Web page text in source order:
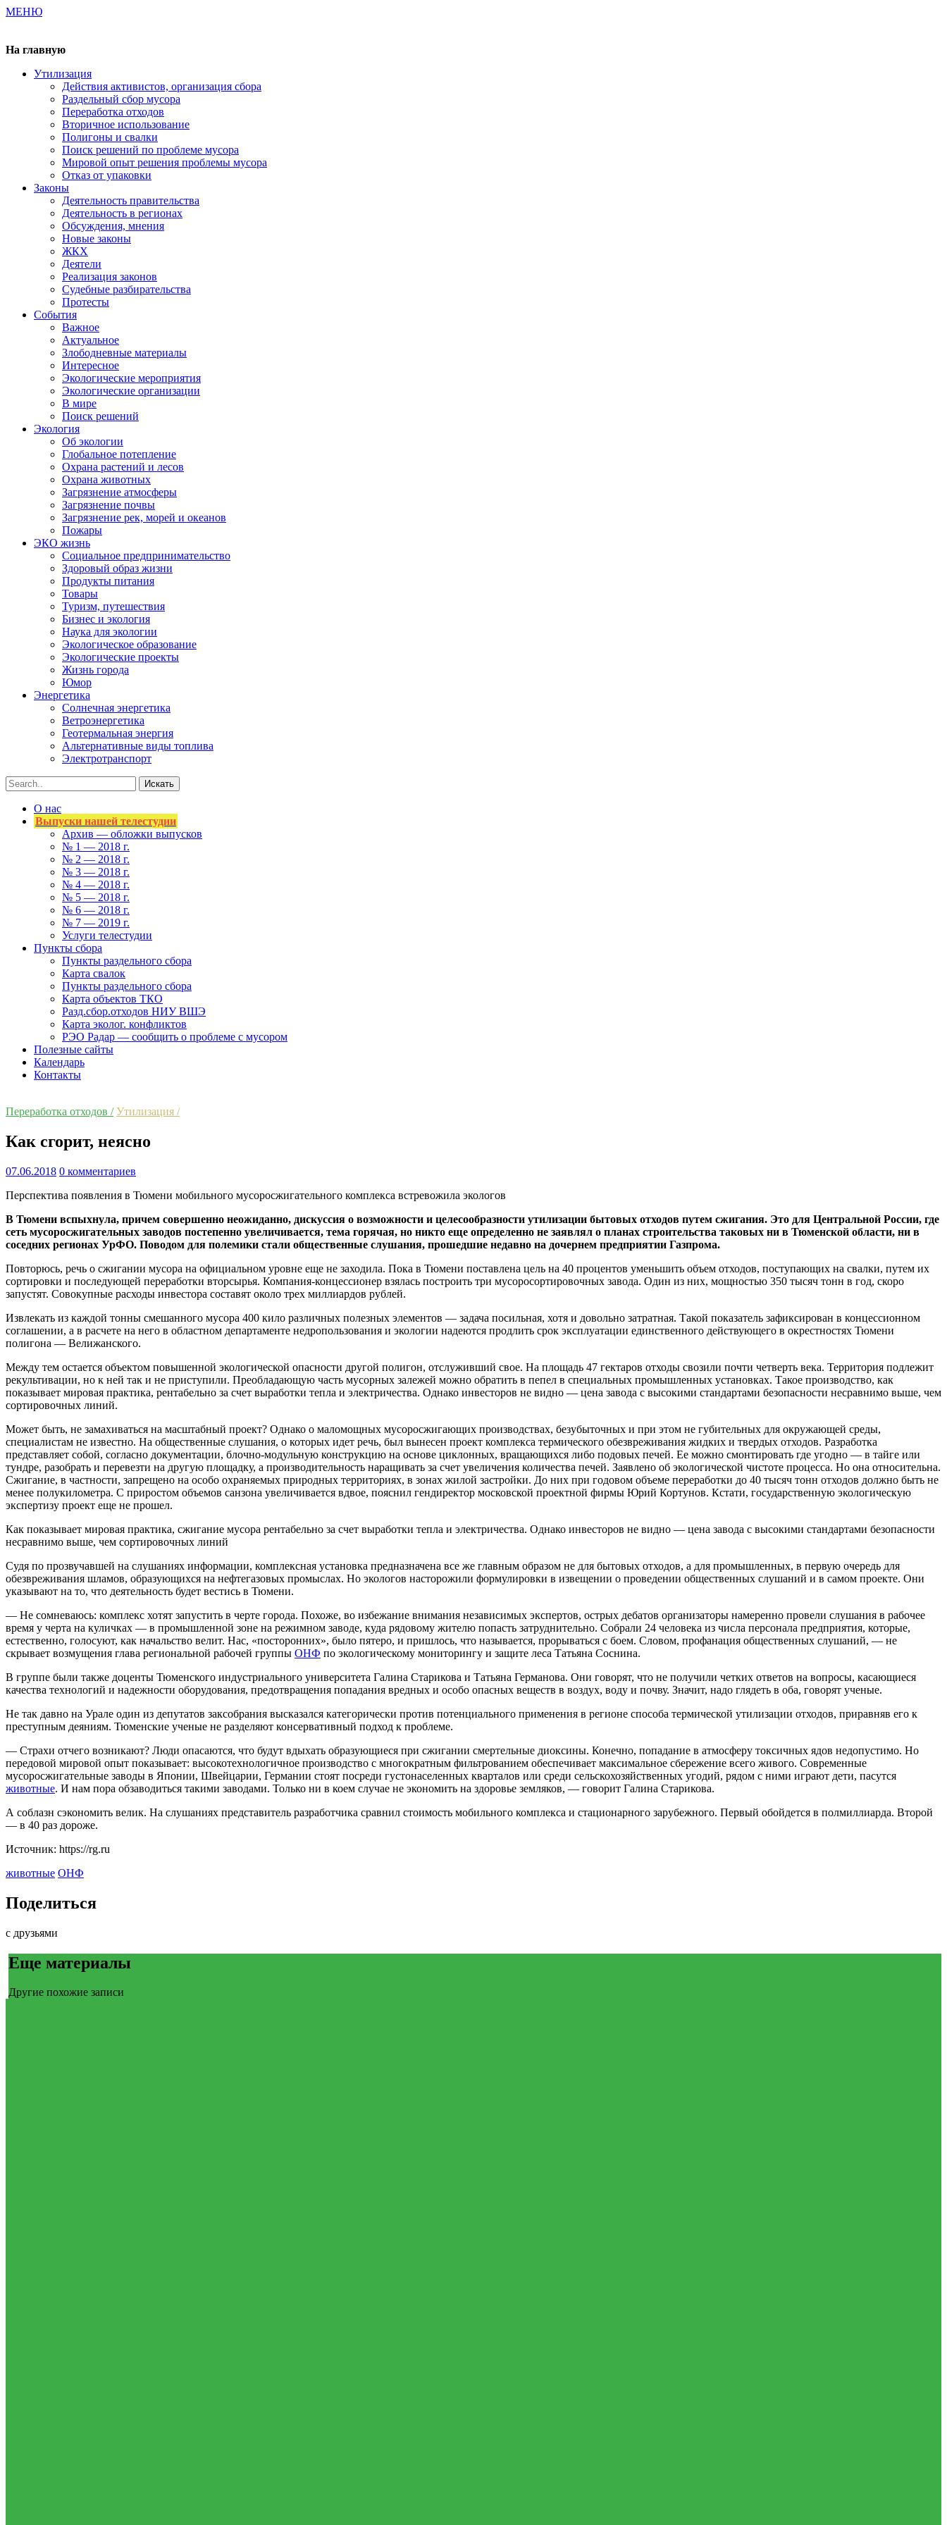
МЕНЮ
На главную
Утилизация
Действия активистов, организация сбора
Раздельный сбор мусора
Переработка отходов
Вторичное использование
Полигоны и свалки
Поиск решений по проблеме мусора
Мировой опыт решения проблемы мусора
Отказ от упаковки
Законы
Деятельность правительства
Деятельность в регионах
Обсуждения, мнения
Новые законы
ЖКХ
Деятели
Реализация законов
Судебные разбирательства
Протесты
События
Важное
Актуальное
Злободневные материалы
Интересное
Экологические мероприятия
Экологические организации
В мире
Поиск решений
Экология
Об экологии
Глобальное потепление
Охрана растений и лесов
Охрана животных
Загрязнение атмосферы
Загрязнение почвы
Загрязнение рек, морей и океанов
Пожары
ЭКО жизнь
Социальное предпринимательство
Здоровый образ жизни
Продукты питания
Товары
Туризм, путешествия
Бизнес и экология
Наука для экологии
Экологическое образование
Экологические проекты
Жизнь города
Юмор
Энергетика
Солнечная энергетика
Ветроэнергетика
Геотермальная энергия
Альтернативные виды топлива
Электротранспорт
О нас
Выпуски нашей телестудии
Архив — обложки выпусков
№ 1 — 2018 г.
№ 2 — 2018 г.
№ 3 — 2018 г.
№ 4 — 2018 г.
№ 5 — 2018 г.
№ 6 — 2018 г.
№ 7 — 2019 г.
Услуги телестудии
Пункты сбора
Пункты раздельного сбора
Карта свалок
Пункты раздельного сбора
Карта объектов ТКО
Разд.сбор.отходов НИУ ВШЭ
Карта эколог. конфликтов
РЭО Радар — сообщить о проблеме с мусором
Полезные сайты
Календарь
Контакты
Переработка отходов / Утилизация /
Как сгорит, неясно
07.06.2018 0 комментариев
Перспектива появления в Тюмени мобильного мусоросжигательного комплекса встревожила экологов
В Тюмени вспыхнула, причем совершенно неожиданно, дискуссия о возможности и целесообразности утилизации бытовых отходов путем сжигания. Это для Центральной России, где
сеть мусоросжигательных заводов постепенно увеличивается, тема горячая, но никто еще определенно не заявлял о планах строительства таковых ни в Тюменской области, ни в
соседних регионах УрФО. Поводом для полемики стали общественные слушания, прошедшие недавно на дочернем предприятии Газпрома.
Повторюсь, речь о сжигании мусора на официальном уровне еще не заходила. Пока в Тюмени поставлена цель на 40 процентов уменьшить объем отходов, поступающих на свалки, путем их
сортировки и последующей переработки вторсырья. Компания-концессионер взялась построить три мусоросортировочных завода. Один из них, мощностью 350 тысяч тонн в год, скоро
запустят. Совокупные расходы инвестора составят около трех миллиардов рублей.
Извлекать из каждой тонны смешанного мусора 400 кило различных полезных элементов — задача посильная, хотя и довольно затратная. Такой показатель зафиксирован в концессионном
соглашении, а в расчете на него в областном департаменте недропользования и экологии надеются продлить срок эксплуатации единственного действующего в окрестностях Тюмени
полигона — Велижанского.
Между тем остается объектом повышенной экологической опасности другой полигон, отслуживший свое. На площадь 47 гектаров отходы свозили почти четверть века. Территория подлежит
рекультивации, но к ней так и не приступили. Преобладающую часть мусорных залежей можно обратить в пепел в специальных промышленных установках. Такое производство, как
показывает мировая практика, рентабельно за счет выработки тепла и электричества. Однако инвесторов не видно — цена завода с высокими стандартами безопасности несравнимо выше, чем
сортировочных линий.
Может быть, не замахиваться на масштабный проект? Однако о маломощных мусоросжигающих производствах, безубыточных и при этом не губительных для окружающей среды,
специалистам не известно. На общественные слушания, о которых идет речь, был вынесен проект комплекса термического обезвреживания жидких и твердых отходов. Разработка
представляет собой, согласно документации, блочно-модульную конструкцию на основе циклонных, вращающихся либо подовых печей. Ее можно смонтировать где угодно — в тайге или
тундре, разобрать и перевезти на другую площадку, а производительность наращивать за счет увеличения количества печей. Заявлено об экологической чистоте процесса. Но она относительна.
Сжигание, в частности, запрещено на особо охраняемых природных территориях, в зонах жилой застройки. До них при годовом объеме переработки до 40 тысяч тонн отходов должно быть не
менее полукилометра. С приростом объемов санзона увеличивается вдвое, пояснил гендиректор московской проектной фирмы Юрий Кортунов. Кстати, государственную экологическую
экспертизу проект еще не прошел.
Как показывает мировая практика, сжигание мусора рентабельно за счет выработки тепла и электричества. Однако инвесторов не видно — цена завода с высокими стандартами безопасности
несравнимо выше, чем сортировочных линий
Судя по прозвучавшей на слушаниях информации, комплексная установка предназначена все же главным образом не для бытовых отходов, а для промышленных, в первую очередь для
обезвреживания шламов, образующихся на нефтегазовых промыслах. Но экологов насторожили формулировки в извещении о проведении общественных слушаний и в самом проекте. Они
указывают на то, что деятельность будет вестись в Тюмени.
— Не сомневаюсь: комплекс хотят запустить в черте города. Похоже, во избежание внимания независимых экспертов, острых дебатов организаторы намеренно провели слушания в рабочее
время у черта на куличках — в промышленной зоне на режимном заводе, куда рядовому жителю попасть затруднительно. Собрали 24 человека из числа персонала предприятия, которые,
естественно, голосуют, как начальство велит. Нас, «посторонних», было пятеро, и пришлось, что называется, прорываться с боем. Словом, профанация общественных слушаний, — не
скрывает возмущения глава региональной рабочей группы ОНФ по экологическому мониторингу и защите леса Татьяна Соснина.
В группе были также доценты Тюменского индустриального университета Галина Старикова и Татьяна Германова. Они говорят, что не получили четких ответов на вопросы, касающиеся
качества технологий и надежности оборудования, предотвращения попадания вредных и особо опасных веществ в воздух, воду и почву. Значит, надо глядеть в оба, говорят ученые.
Не так давно на Урале один из депутатов заксобрания высказался категорически против потенциального применения в регионе способа термической утилизации отходов, приравняв его к
преступным деяниям. Тюменские ученые не разделяют консервативный подход к проблеме.
— Страхи отчего возникают? Люди опасаются, что будут вдыхать образующиеся при сжигании смертельные диоксины. Конечно, попадание в атмосферу токсичных ядов недопустимо. Но
передовой мировой опыт показывает: высокотехнологичное производство с многократным фильтрованием обеспечивает максимальное сбережение всего живого. Современные
мусоросжигательные заводы в Японии, Швейцарии, Германии стоят посреди густонаселенных кварталов или среди сельскохозяйственных угодий, рядом с ними играют дети, пасутся
животные. И нам пора обзаводиться такими заводами. Только ни в коем случае не экономить на здоровье земляков, — говорит Галина Старикова.
А соблазн сэкономить велик. На слушаниях представитель разработчика сравнил стоимость мобильного комплекса и стационарного зарубежного. Первый обойдется в полмиллиарда. Второй
— в 40 раз дороже.
Источник: https://rg.ru
животные ОНФ
Поделиться
с друзьями
Еще материалы
Другие похожие записи